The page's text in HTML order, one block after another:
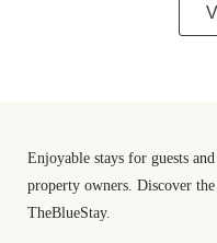
Enjoyable stays for guests
property owners. Discover
TheBlueStay.